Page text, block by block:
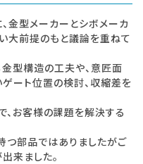
金型メーカーとシボメーカ
大前提のもと議論を重ねて
型構造の工夫や、意匠面
ート位置の検討、収縮差を
、お客様の課題を解決する
つ部品ではありましたがご
来ました。